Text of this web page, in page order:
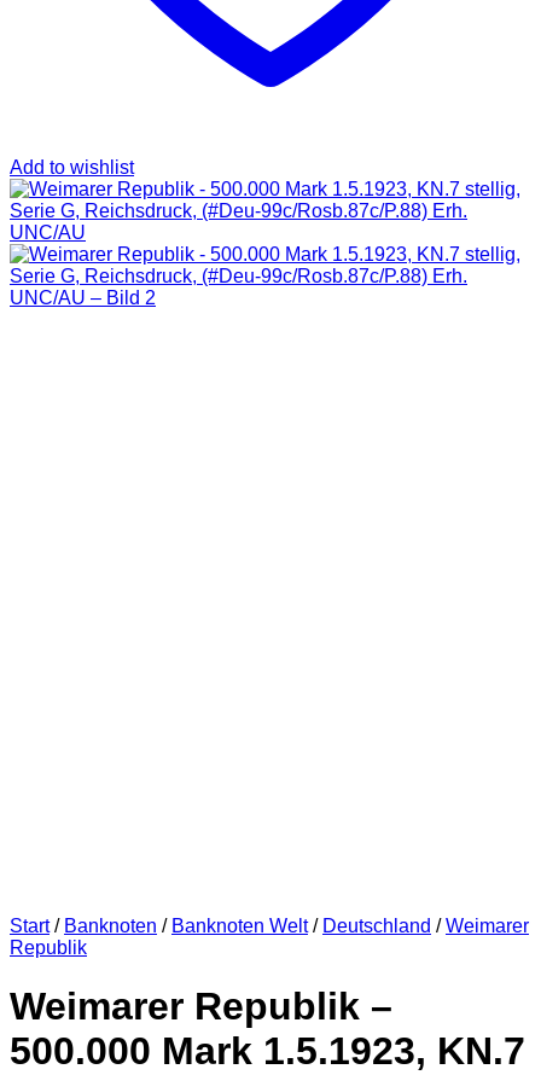
Add to wishlist
Start / Banknoten / Banknoten Welt / Deutschland / Weimarer
Republik
Weimarer Republik –
500.000 Mark 1.5.1923, KN.7